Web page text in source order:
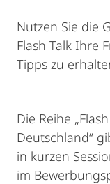
Nutzen Sie die
Flash Talk Ihre
Tipps zu
Die Reihe
Deutschland“
in kurzen
im